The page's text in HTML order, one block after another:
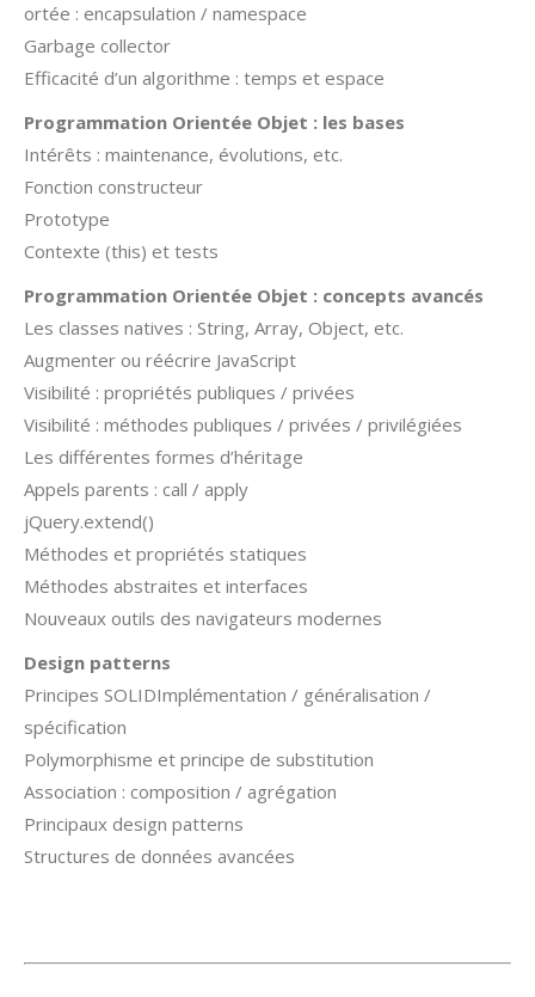
ortée : encapsulation / namespace
Garbage collector
Efficacité d’un algorithme : temps et espace
Programmation Orientée Objet : les bases
Intérêts : maintenance, évolutions, etc.
Fonction constructeur
Prototype
Contexte (this) et tests
Programmation Orientée Objet : concepts avancés
Les classes natives : String, Array, Object, etc.
Augmenter ou réécrire JavaScript
Visibilité : propriétés publiques / privées
Visibilité : méthodes publiques / privées / privilégiées
Les différentes formes d’héritage
Appels parents : call / apply
jQuery.extend()
Méthodes et propriétés statiques
Méthodes abstraites et interfaces
Nouveaux outils des navigateurs modernes
Design patterns
Principes SOLIDImplémentation / généralisation /
spécification
Polymorphisme et principe de substitution
Association : composition / agrégation
Principaux design patterns
Structures de données avancées